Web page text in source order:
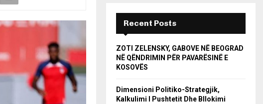
Recent Posts
ZOTI ZELENSKY, GABOVE NË BEOGRAD
NË QËNDRIMIN PËR PAVARËSINË E
KOSOVËS
Dimensioni Politiko-Strategjik,
Kalkulimi I Pushtetit Dhe Bllokimi